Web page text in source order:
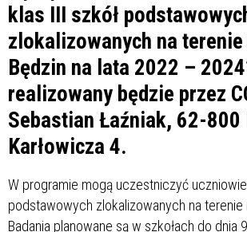
klas III szkół
zlokalizowanych na
Będzin na lata 2022 –
realizowany będzie przez
Sebastian Łaźniak, 62-
Karłowicza 4.
W programie mogą uczestniczyć
podstawowych zlokalizowanych na terenie
Badania planowane są w szkołach do dnia